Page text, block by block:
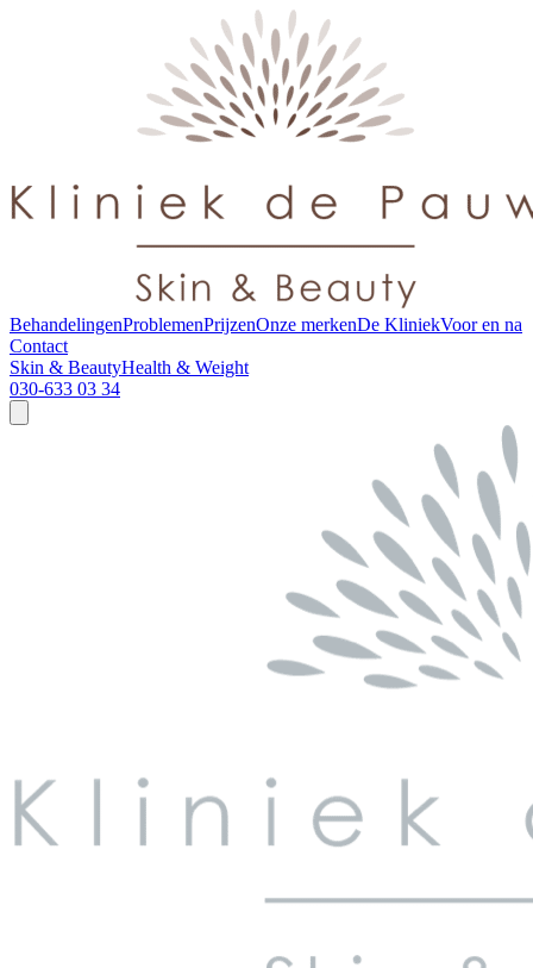
BehandelingenProblemenPrijzenOnze merkenDe KliniekVoor en na
Contact
Skin & BeautyHealth & Weight
030-633 03 34